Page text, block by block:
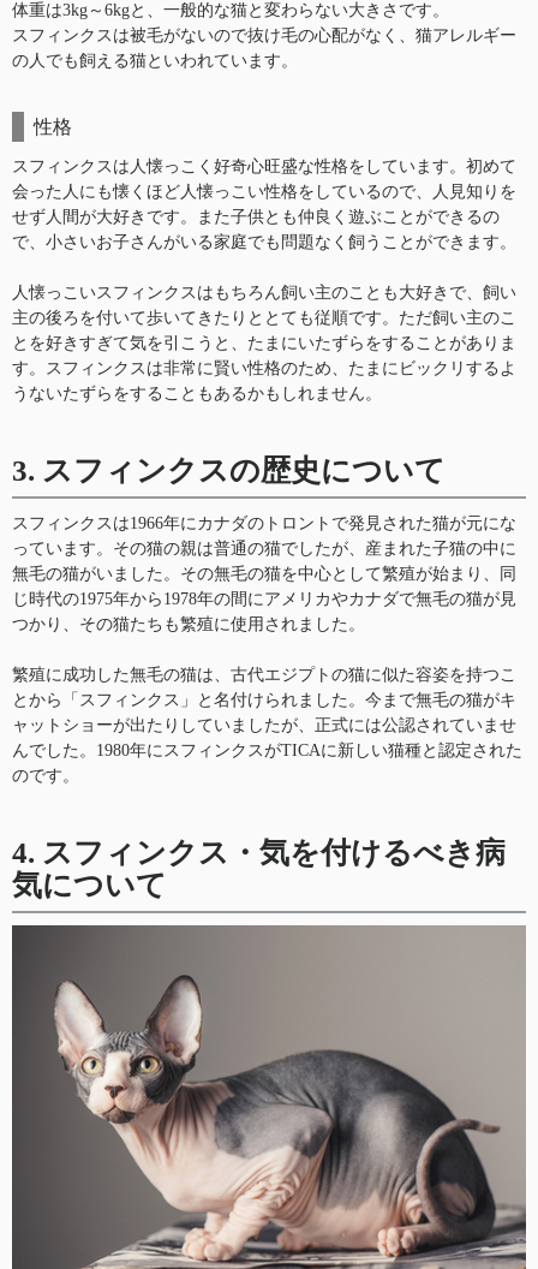
体重は3kg～6kgと、一般的な猫と変わらない大きさです。
スフィンクスは被毛がないので抜け毛の心配がなく、猫アレルギー
の人でも飼える猫といわれています。
性格
スフィンクスは人懐っこく好奇心旺盛な性格をしています。初めて
会った人にも懐くほど人懐っこい性格をしているので、人見知りを
せず人間が大好きです。また子供とも仲良く遊ぶことができるの
で、小さいお子さんがいる家庭でも問題なく飼うことができます。
人懐っこいスフィンクスはもちろん飼い主のことも大好きで、飼い
主の後ろを付いて歩いてきたりととても従順です。ただ飼い主のこ
とを好きすぎて気を引こうと、たまにいたずらをすることがありま
す。スフィンクスは非常に賢い性格のため、たまにビックリするよ
うないたずらをすることもあるかもしれません。
3. スフィンクスの歴史について
スフィンクスは1966年にカナダのトロントで発見された猫が元にな
っています。その猫の親は普通の猫でしたが、産まれた子猫の中に
無毛の猫がいました。その無毛の猫を中心として繁殖が始まり、同
じ時代の1975年から1978年の間にアメリカやカナダで無毛の猫が見
つかり、その猫たちも繁殖に使用されました。
繁殖に成功した無毛の猫は、古代エジプトの猫に似た容姿を持つこ
とから「スフィンクス」と名付けられました。今まで無毛の猫がキ
ャットショーが出たりしていましたが、正式には公認されていませ
んでした。1980年にスフィンクスがTICAに新しい猫種と認定された
のです。
4. スフィンクス・気を付けるべき病
気について